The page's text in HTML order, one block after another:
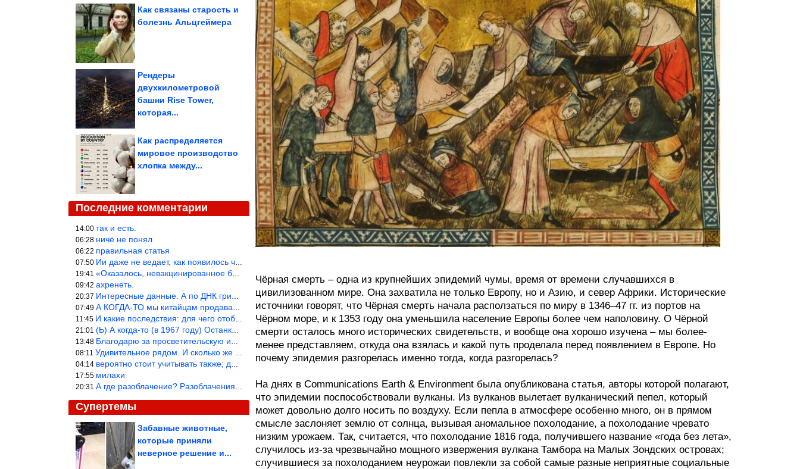
Как связаны старость и
болезнь Альцгеймера
Рендеры
двухкилометровой
башни Rise Tower,
которая...
Как распределяется
мировое производство
хлопка между...
Последние комментарии
14:00 так и есть.
06:28 ничё не понял
06:22 правильная статья
07:50 Ии даже не ведает, как появилось человечество и для чего оно сущ
19:41 «Оказалось, невакцинированное большинство умирает существенно ча
09:42 ахренеть.
20:37 Интересные данные. А по ДНК грибов, бактерий имеются сведения из
07:49 А КОГДА-ТО мы китайцам продавали фуфайки.
11:45 И какие последствия: для чего отобрали? или просто похвастались.
21:01 (Ь) А когда-то (в 1967 году) Останкинская телебашня была самым в
13:48 Благодарю за просветительскую информацию.
08:11 Удивительное рядом. И сколько же ещё открытий готовит Просвещень
04:14 вероятно стоит учитывать также; длительность сна сгущает кровото
17:55 милахи
20:31 А где разоблачение? Разоблачения нет — значит придётся принять к
Супертемы
Свежачок из
Ржунимагу!
Забавные животные,
которые приняли
неверное решение и...
Чёрная смерть – одна из крупнейших эпидемий чумы, время от времени случавшихся в
цивилизованном мире. Она захватила не только Европу, но и Азию, и север Африки. Исторические
источники говорят, что Чёрная смерть начала расползаться по миру в 1346–47 гг. из портов на
Чёрном море, и к 1353 году она уменьшила население Европы более чем наполовину. О Чёрной
смерти осталось много исторических свидетельств, и вообще она хорошо изучена – мы более-
менее представляем, откуда она взялась и какой путь проделала перед появлением в Европе. Но
почему эпидемия разгорелась именно тогда, когда разгорелась?
На днях в Communications Earth & Environment была опубликована статья, авторы которой полагают,
что эпидемии поспособствовали вулканы. Из вулканов вылетает вулканический пепел, который
может довольно долго носить по воздуху. Если пепла в атмосфере особенно много, он в прямом
смысле заслоняет землю от солнца, вызывая аномальное похолодание, а похолодание чревато
низким урожаем. Так, считается, что похолодание 1816 года, получившего название «года без лета»,
случилось из-за чрезвычайно мощного извержения вулкана Тамбора на Малых Зондских островах;
случившиеся за похолоданием неурожаи повлекли за собой самые разные неприятные социальные